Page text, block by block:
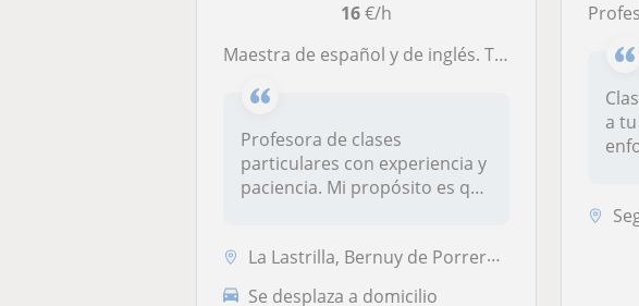
16€/h
Maestra de español y de inglés. Titulación en Educación Primaria e Infantil con experiencia en Estados Unidos enseñando español como segunda lengua. Soy de Segovia y tengo flexibilidad para dar tanto clases online como presenciales si es necesario
Profesora de clases
particulares con experiencia y
paciencia. Mi propósito es que
La Lastrilla, Bernuy de Porreros, San Cristóbal de Segovia, Segovia Ca...
Se desplaza a domicilio
Profesora
a